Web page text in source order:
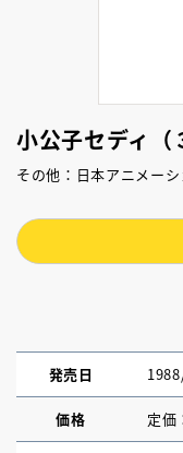
小公子セディ（
その他：日本アニメ
発売日
価格 定価